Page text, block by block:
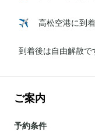
✈️ 高松空港に
到着後は自由解散で
ご案内
予約条件